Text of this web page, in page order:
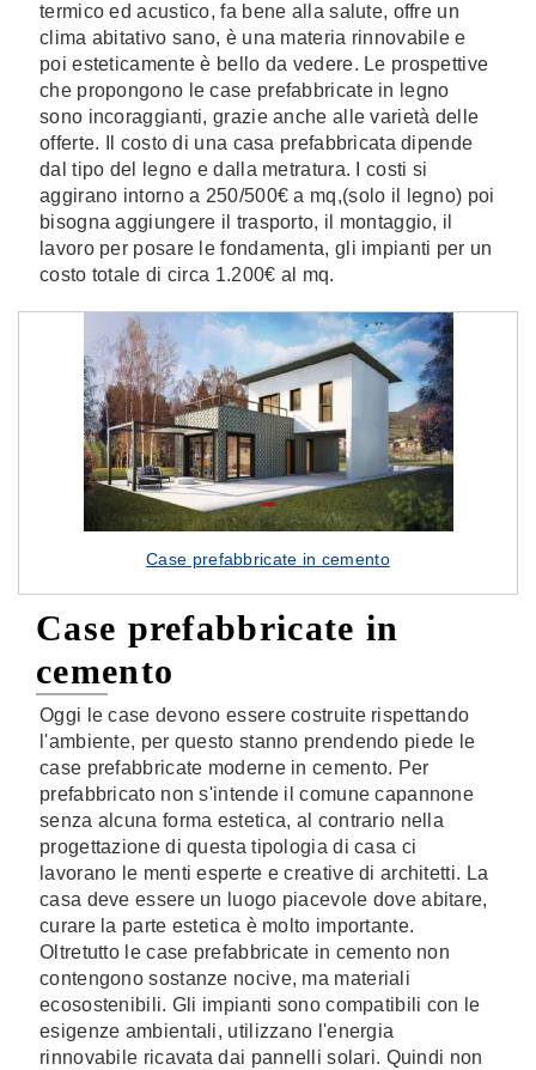
termico ed acustico, fa bene alla salute, offre un
clima abitativo sano, è una materia rinnovabile e
poi esteticamente è bello da vedere. Le prospettive
che propongono le case prefabbricate in legno
sono incoraggianti, grazie anche alle varietà delle
offerte. Il costo di una casa prefabbricata dipende
dal tipo del legno e dalla metratura. I costi si
aggirano intorno a 250/500€ a mq,(solo il legno) poi
bisogna aggiungere il trasporto, il montaggio, il
lavoro per posare le fondamenta, gli impianti per un
costo totale di circa 1.200€ al mq.
Case prefabbricate in cemento
Case prefabbricate in
cemento
Oggi le case devono essere costruite rispettando
l'ambiente, per questo stanno prendendo piede le
case prefabbricate moderne in cemento. Per
prefabbricato non s'intende il comune capannone
senza alcuna forma estetica, al contrario nella
progettazione di questa tipologia di casa ci
lavorano le menti esperte e creative di architetti. La
casa deve essere un luogo piacevole dove abitare,
curare la parte estetica è molto importante.
Oltretutto le case prefabbricate in cemento non
contengono sostanze nocive, ma materiali
ecosostenibili. Gli impianti sono compatibili con le
esigenze ambientali, utilizzano l'energia
rinnovabile ricavata dai pannelli solari. Quindi non